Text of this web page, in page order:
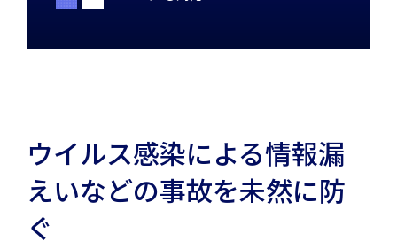
ウイルス感染による情報漏
えいなどの事故を未然に防
ぐ